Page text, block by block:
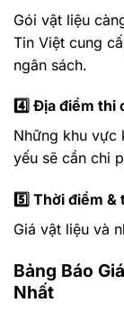
Gói vật liệu
Tin Việt cung
ngân sách.
4️⃣ Địa điểm thi
Những khu vực
yếu sẽ cần chi
5️⃣ Thời điểm &
Giá vật liệu và
Bảng Báo
Nhất